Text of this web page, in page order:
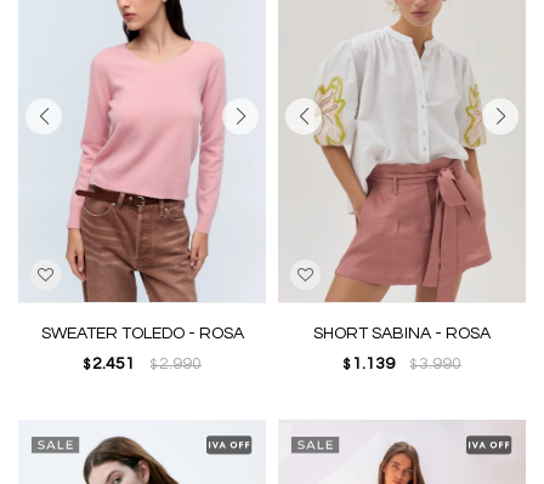
SWEATER TOLEDO - ROSA
$ 2.451 $2.990
SHORT SABINA - ROSA
$ 1.139 $3.990